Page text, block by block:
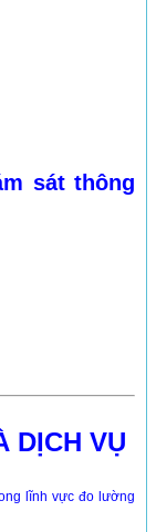
sát thông
DỊCH VỤ
lĩnh vực đo lường